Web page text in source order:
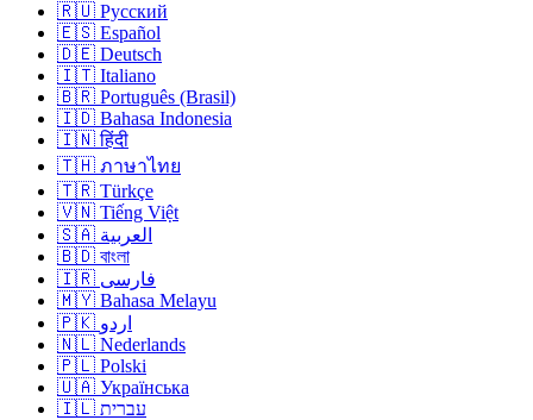
🇷🇺 Русский
🇪🇸 Español
🇩🇪 Deutsch
🇮🇹 Italiano
🇧🇷 Português (Brasil)
🇮🇩 Bahasa Indonesia
🇮🇳 हिंदी
🇹🇭 ภาษาไทย
🇹🇷 Türkçe
🇻🇳 Tiếng Việt
🇸🇦 العربية
🇧🇩 বাংলা
🇮🇷 فارسی
🇲🇾 Bahasa Melayu
🇵🇰 اردو
🇳🇱 Nederlands
🇵🇱 Polski
🇺🇦 Українська
🇮🇱 עברית